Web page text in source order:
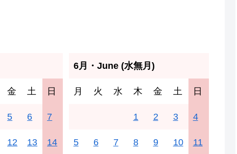
金 土 日
5 6 7
12 13 14
6月・June (水無月)
月 火 水 木 金 土 日
1 2 3 4
5 6 7 8 9 10 11